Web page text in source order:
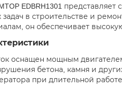
EDBRH1301
в строительстве и
он обеспечивает
оснащен мощным
бетона, камня и
при длительной